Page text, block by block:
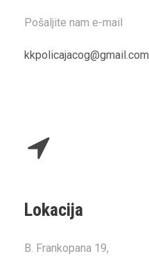
Pošaljite nam e-mail
kkpolicajacog@gmail.com
Lokacija
B. Frankopana 19,